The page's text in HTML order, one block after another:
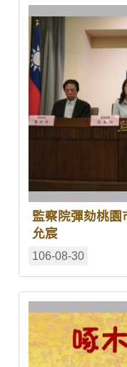
監察院彈劾桃園
允宸
106-08-30